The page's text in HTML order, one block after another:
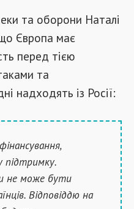
та оборони Наталі
Європа має
перед тією
та
надходять із Росії:
підтримку.
не може бути
Відповіддю на